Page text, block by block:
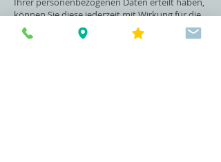
können Sie diese jederzeit mit Wirkung für die
Zukunft ohne Angabe von Gründen
widerrufen. Sie haben das Recht, unentgeltlich